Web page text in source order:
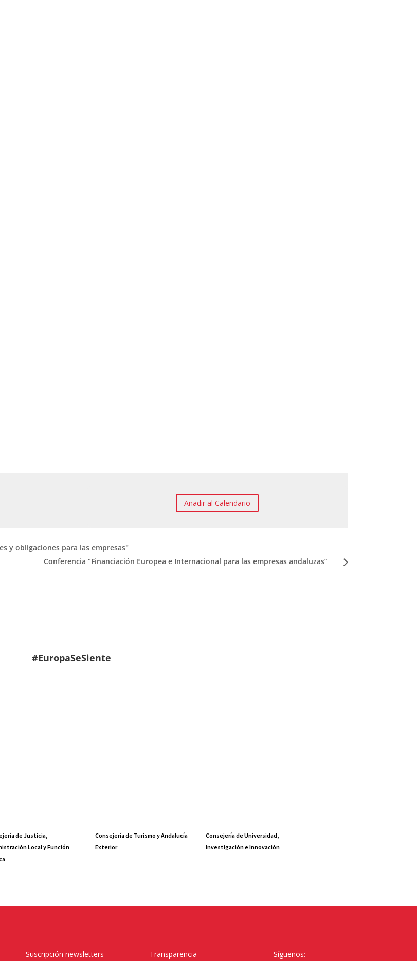
Añadir al Calendario
y obligaciones para las empresas"
Conferencia “Financiación Europea e Internacional para las empresas andaluzas”
#EuropaSeSiente
de Justicia,
Local y Función
Consejería de Turismo y Andalucía
Exterior
Consejería de Universidad,
Investigación e Innovación
Suscripción newsletters
Transparencia
Síguenos: